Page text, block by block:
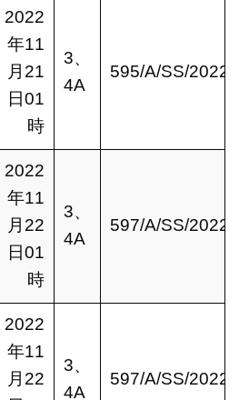
2022
年11
月21
日01
時
3、
4A
595/A/SS/2022
2022
年11
月22
日01
時
3、
4A
597/A/SS/2022
2022
年11
月22
3、
4A
597/A/SS/2022